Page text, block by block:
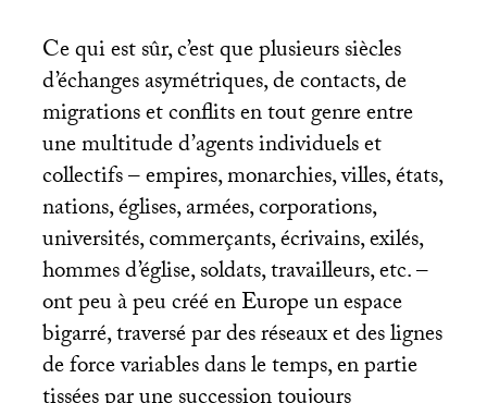
Ce qui est sûr, c’est que plusieurs siècles
d’échanges asymétriques, de contacts, de
migrations et conflits en tout genre entre
une multitude d’agents individuels et
collectifs – empires, monarchies, villes, états,
nations, églises, armées, corporations,
universités, commerçants, écrivains, exilés,
hommes d’église, soldats, travailleurs, etc. –
ont peu à peu créé en Europe un espace
bigarré, traversé par des réseaux et des lignes
de force variables dans le temps, en partie